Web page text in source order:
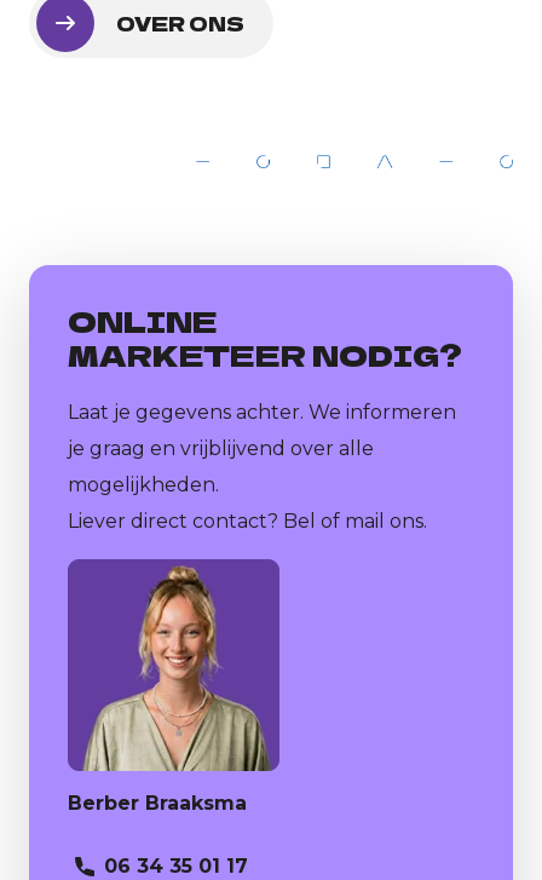
OVER ONS
ONLINE
MARKETEER NODIG?
Laat je gegevens achter. We informeren
je graag en vrijblijvend over alle
mogelijkheden.
Liever direct contact? Bel of mail ons.
Berber Braaksma
06 34 35 01 17